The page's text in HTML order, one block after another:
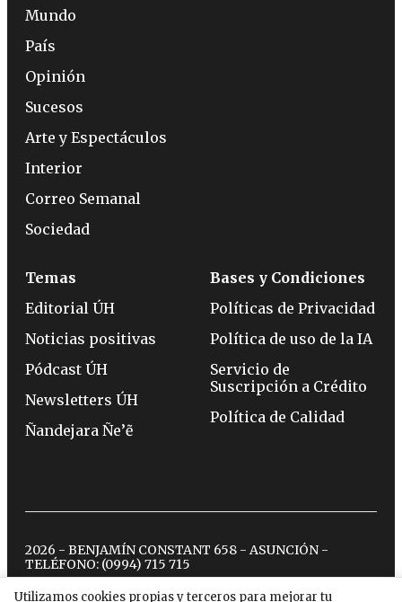
Utilizamos cookies propias y terceros para mejorar tu
Mundo
País
Opinión
Sucesos
Arte y Espectáculos
Interior
Correo Semanal
Sociedad
Temas
Editorial ÚH
Noticias positivas
Pódcast ÚH
Newsletters ÚH
Ñandejara Ñe’ẽ
Bases y Condiciones
Políticas de Privacidad
Política de uso de la IA
Servicio de
Suscripción a Crédito
Política de Calidad
2026 - BENJAMÍN CONSTANT 658 - ASUNCIÓN -
TELÉFONO: (0994) 715 715